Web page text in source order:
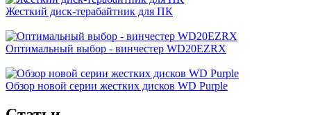
Жесткий диск-терабайтник для ПК
Оптимальный выбор - винчестер WD20EZRX
Обзор новой серии жестких дисков WD Purple